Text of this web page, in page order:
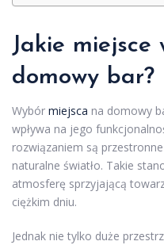
Jakie miejsce
domowy bar?
Wybór miejsca na domowy
wpływa na jego
rozwiązaniem są
naturalne światło. Takie
atmosferę sprzyjającą
ciężkim dniu.
Jednak nie tylko duże